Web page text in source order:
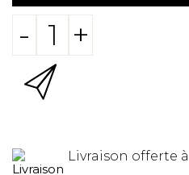
- +
Livraison offerte